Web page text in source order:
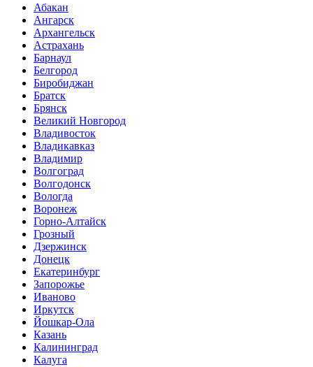
Абакан
Ангарск
Архангельск
Астрахань
Барнаул
Белгород
Биробиджан
Братск
Брянск
Великий Новгород
Владивосток
Владикавказ
Владимир
Волгоград
Волгодонск
Вологда
Воронеж
Горно-Алтайск
Грозный
Дзержинск
Донецк
Екатеринбург
Запорожье
Иваново
Иркутск
Йошкар-Ола
Казань
Калининград
Калуга